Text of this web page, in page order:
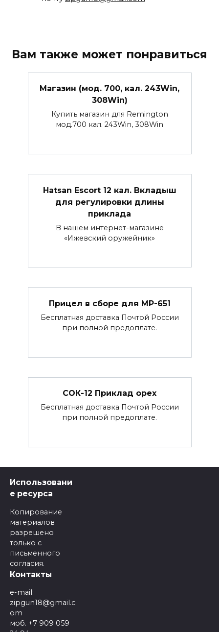
Вам также может понравиться
Магазин (мод. 700, кал. 243Win,
308Win)
Купить магазин для Remington
мод.700 кал. 243Win, 308Win
Hatsan Escort 12 кал. Вкладыш
для регулировки длины
приклада
В нашем интернет-магазине
«Ижевский оружейник»
Прицел в сборе для МР-651
Бесплатная доставка Почтой России
при полной предоплате.
СОК-12 Приклад орех
Бесплатная доставка Почтой России
при полной предоплате.
Использовани
е ресурса
Копирование
материалов
разрешено
только с
письменного
согласия.
Контакты
e-mail:
zipgun18@gmail.c
om
моб. +7 909 059